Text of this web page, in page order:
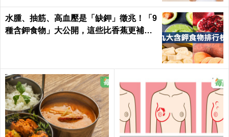
水腫、抽筋、高血壓是「缺鉀」徵兆！「9
種含鉀食物」大公開，這些比香蕉更補鉀